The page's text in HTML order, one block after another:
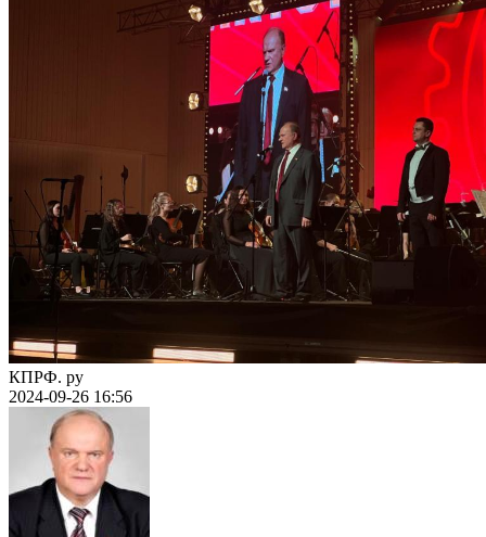
КПРФ. ру
2024-09-26 16:56